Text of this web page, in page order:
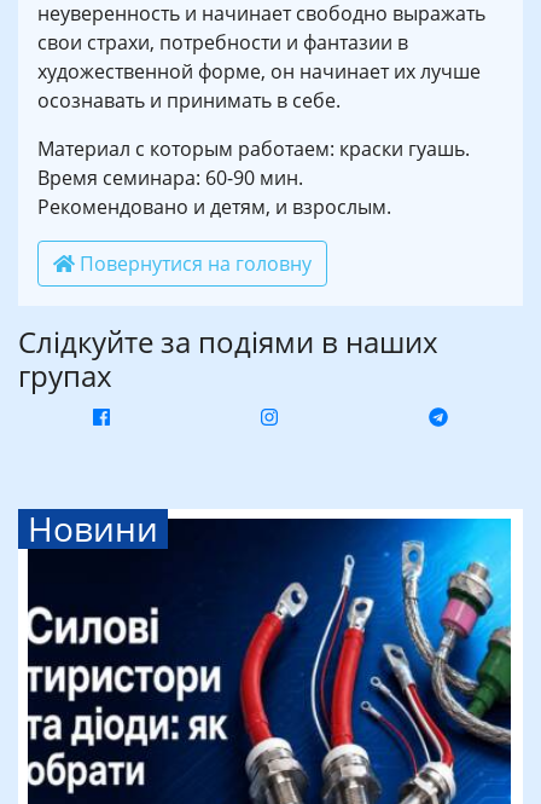
неуверенность и начинает свободно выражать
свои страхи, потребности и фантазии в
художественной форме, он начинает их лучше
осознавать и принимать в себе.
Материал с которым работаем: краски гуашь.
Время семинара: 60-90 мин.
Рекомендовано и детям, и взрослым.
Повернутися на головну
Слідкуйте за подіями в наших
групах
Новини